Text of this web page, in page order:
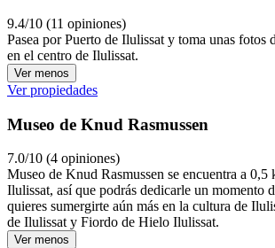
9.4/10 (11 opiniones)
Pasea por Puerto de Ilulissat y toma unas fotos
en el centro de Ilulissat.
Ver menos
Ver propiedades
Museo de Knud Rasmussen
7.0/10 (4 opiniones)
Museo de Knud Rasmussen se encuentra a 0,5
Ilulissat, así que podrás dedicarle un momento
quieres sumergirte aún más en la cultura de
de Ilulissat y Fiordo de Hielo Ilulissat.
Ver menos